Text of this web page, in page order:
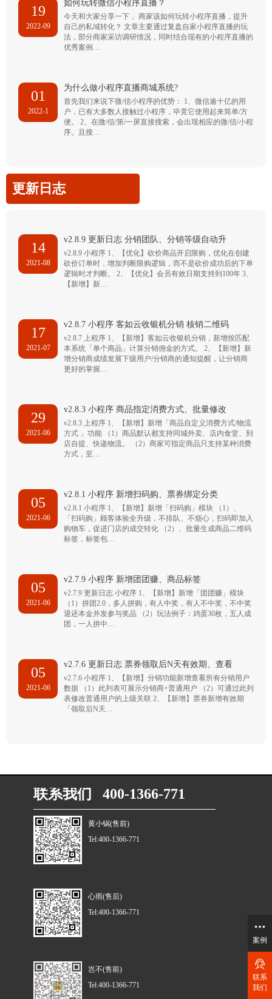
19
2022-09
如何玩转微信小程序直播？
今天和大家分享一下， 商家该如何玩转小程序直播，提升
自己的私域转化？ 文章主要通过复盘自家小程序直播的玩
法，部分商家采访调研情况，同时结合现有的小程序直播的
优秀案例…
01
2022-1
为什么做小程序直播商城系统?
首先我们来说下微/信小程序的优势： 1、微信逾十亿的用
户，已有大多数人接触过小程序，毕竟它使用起来简单/方
便。 2、在微/信/第/一屏直接搜索，会出现相应的微/信/小程
序。且搜…
更新日志
14
2021-08
v2.8.9 更新日志 分销团队、分销等级自动升
v2.8.9 小程序 1、【优化】砍价商品开启限购，优化在创建
砍价订单时，增加判断限购逻辑，而不是砍价成功后的下单
逻辑时才判断。 2、【优化】会员有效日期支持到100年 3、
【新增】新…
17
2021-07
v2.8.7 小程序 客如云收银机分销 核销二维码
v2.8.7 上程序 1、【新增】客如云收银机分销，新增按匹配
本系统「单个商品」计算分销佣金的方式。 2、【新增】新
增分销商成绩发展下级用户/分销商的通知提醒，让分销商
更好的掌握…
29
2021-06
v2.8.3 小程序 商品指定消费方式、批量修改
v2.8.3 上程序 1、【新增】新增「商品自定义消费方式/物流
方式 」功能 （1）商品默认都支持同城外卖、店内食堂、到
店自提、快递物流。 （2）商家可指定商品只支持某种消费
方式，至…
05
2021-06
v2.8.1 小程序 新增扫码购、票券绑定分类
v2.8.1 小程序 1、【新增】新增「扫码购」模块 （1）、
「扫码购」顾客体验全升级，不排队、不烦心，扫码即加入
购物车，促进门店的成交转化 （2）、批量生成商品二维码
标签，标签包…
05
2021-06
v2.7.9 小程序 新增团团赚、商品标签
v2.7.9 更新日志 小程序 1、【新增】新增「团团赚」模块
（1）拼团2.0，多人拼购，有人中奖，有人不中奖，不中奖
退还本金并发参与奖品 （2）玩法例子：鸡蛋30枚，五人成
团，一人拼中…
05
2021-06
v2.7.6 更新日志 票券领取后N天有效期、查看
v2.7.6 小程序 1、【新增】分销功能新增查看所有分销用户
数据 （1）此列表可展示分销商+普通用户 （2）可通过此列
表修改普通用户的上级关联 2、【新增】票券新增有效期
「领取后N天…
联系我们 400-1366-771
黄小锅(售前)
Tel:400-1366-771
心雨(售后)
Tel:400-1366-771
岂不(售前)
Tel:400-1366-771
案例
联系
我们